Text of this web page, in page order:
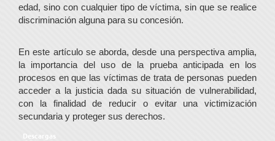
edad, sino con cualquier tipo de víctima, sin que se realice
discriminación alguna para su concesión.
En este artículo se aborda, desde una perspectiva amplia,
la importancia del uso de la prueba anticipada en los
procesos en que las víctimas de trata de personas pueden
acceder a la justicia dada su situación de vulnerabilidad,
con la finalidad de reducir o evitar una victimización
secundaria y proteger sus derechos.
Descargas